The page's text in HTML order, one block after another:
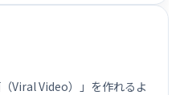
Viral Video）」を作れるよ